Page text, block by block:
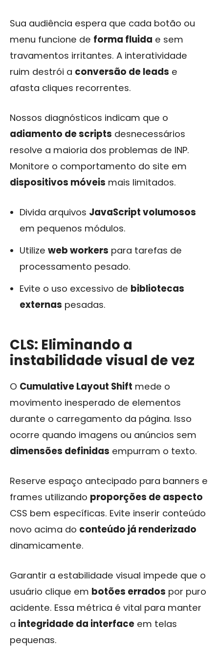
Sua audiência espera que cada botão ou
menu funcione de forma fluida e sem
travamentos irritantes. A interatividade
ruim destrói a conversão de leads e
afasta cliques recorrentes.
Nossos diagnósticos indicam que o
adiamento de scripts desnecessários
resolve a maioria dos problemas de INP.
Monitore o comportamento do site em
dispositivos móveis mais limitados.
Divida arquivos JavaScript volumosos
em pequenos módulos.
Utilize web workers para tarefas de
processamento pesado.
Evite o uso excessivo de bibliotecas
externas pesadas.
CLS: Eliminando a
instabilidade visual de vez
O Cumulative Layout Shift mede o
movimento inesperado de elementos
durante o carregamento da página. Isso
ocorre quando imagens ou anúncios sem
dimensões definidas empurram o texto.
Reserve espaço antecipado para banners e
frames utilizando proporções de aspecto
CSS bem específicas. Evite inserir conteúdo
novo acima do conteúdo já renderizado
dinamicamente.
Garantir a estabilidade visual impede que o
usuário clique em botões errados por puro
acidente. Essa métrica é vital para manter
a integridade da interface em telas
pequenas.